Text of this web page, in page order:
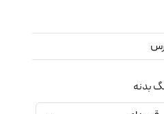
بدنه